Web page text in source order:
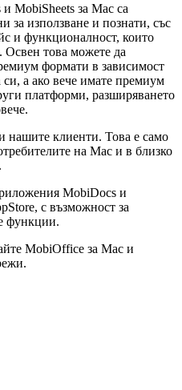
MobiSheets за Mac са
за използване и познати, със
и функционалност, които
Освен това можете да
формати в зависимост
а ако вече имате премиум
платформи, разширяването
нашите клиенти. Това е само
на Mac и в близко
MobiDocs и
с възможност за
функции.
MobiOffice за Mac и